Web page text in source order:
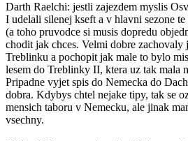
Darth Raelchi: jestli zajezdem myslis
I udelali silenej kseft a v hlavni sezone
(a toho pruvodce si musis dopredu
chodit jak chces. Velmi dobre zachovaly
Treblinku a pochopit jak male to bylo
lesem do Treblinky II, ktera uz tak mala
Pripadne vyjet spis do Nemecka do
dobra. Kdybys chtel nejake tipy, tak se
mensich taboru v Nemecku, ale jinak
vsechny.